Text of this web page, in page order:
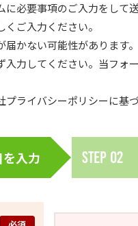
に必要事項のご入力をして
ご入力ください。
かない可能性があります。
入力してください。当フ
プライバシーポリシーに基
入力 Step 02